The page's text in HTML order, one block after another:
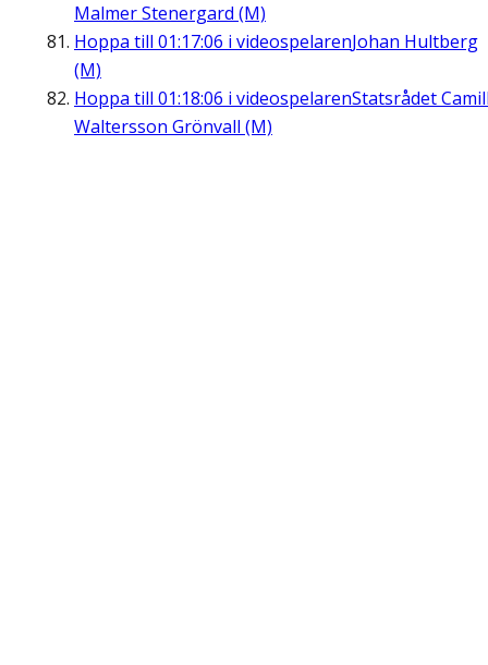
Malmer Stenergard (M)
Hoppa till 01:17:06 i videospelarenJohan Hultberg
(M)
Hoppa till 01:18:06 i videospelarenStatsrådet
Waltersson Grönvall (M)